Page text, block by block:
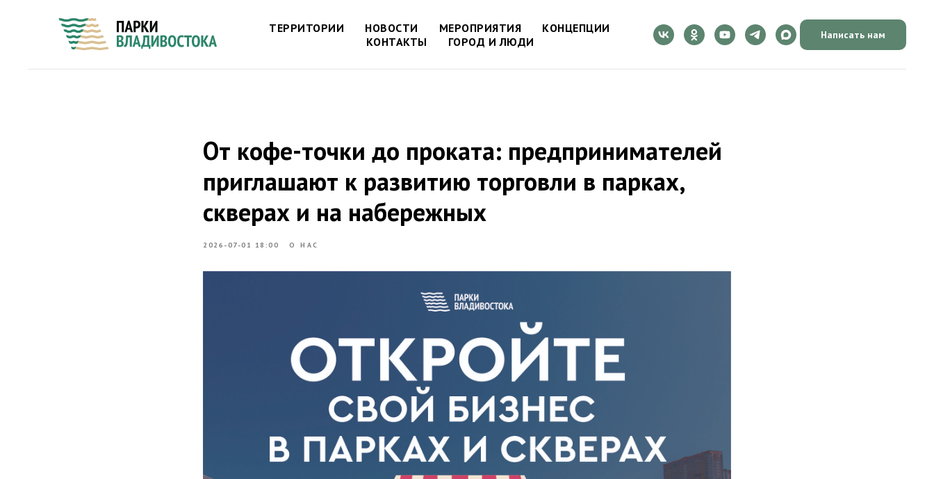
ТЕРРИТОРИИ НОВОСТИ МЕРОПРИЯТИЯ
КОНЦЕПЦИИ
КОНТАКТЫ
ГОРОД И ЛЮДИ
Написать нам
От кофе-точки до проката: предпринимателей
приглашают к развитию торговли в парках,
скверах и на набережных
2026-07-01 18:00 О НАС